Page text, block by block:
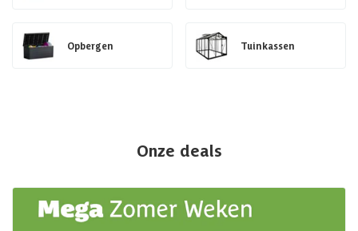
Opbergen Tuinkassen
Onze deals